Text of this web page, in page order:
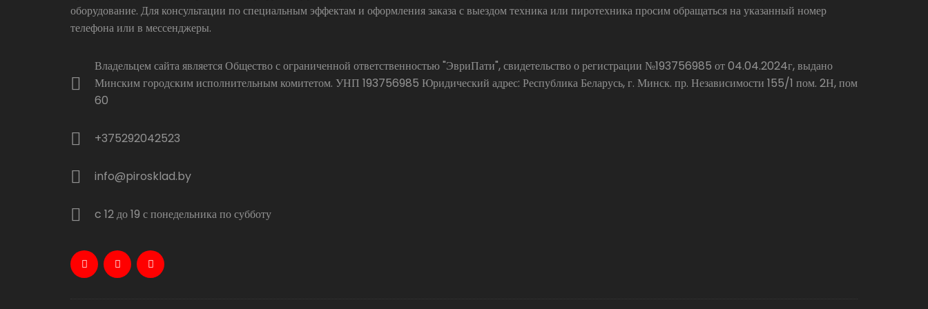
оборудование. Для консультации по специальным эффектам и оформления заказа с выездом техника или пиротехника просим обращаться на указанный номер
телефона или в мессенджеры.
Владельцем сайта является Общество с ограниченной ответственностью "ЭвриПати", свидетельство о регистрации №193756985 от 04.04.2024г, выдано
Минским городским исполнительным комитетом. УНП 193756985 Юридический адрес: Республика Беларусь, г. Минск. пр. Независимости 155/1 пом. 2Н, пом
60
+375292042523
info@pirosklad.by
c 12 до 19 с понедельника по субботу